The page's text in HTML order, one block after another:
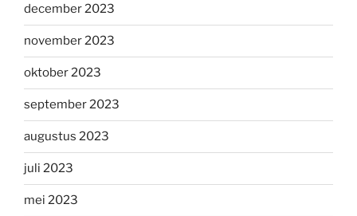
december 2023
november 2023
oktober 2023
september 2023
augustus 2023
juli 2023
mei 2023